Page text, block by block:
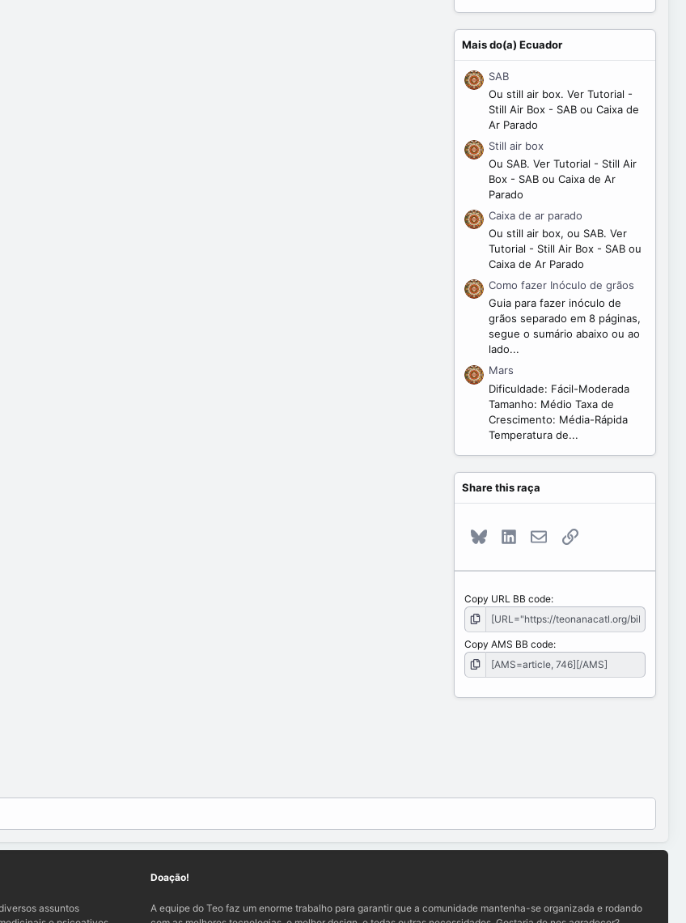
Mais do(a) Ecuador
SAB
Ou still air box. Ver Tutorial -
Still Air Box - SAB ou Caixa de
Ar Parado
Still air box
Ou SAB. Ver Tutorial - Still Air
Box - SAB ou Caixa de Ar
Parado
Caixa de ar parado
Ou still air box, ou SAB. Ver
Tutorial - Still Air Box - SAB ou
Caixa de Ar Parado
Como fazer Inóculo de grãos
Guia para fazer inóculo de
grãos separado em 8 páginas,
segue o sumário abaixo ou ao
lado...
Mars
Dificuldade: Fácil-Moderada
Tamanho: Médio Taxa de
Crescimento: Média-Rápida
Temperatura de...
Share this raça
Bluesky LinkedInE-mailLink
Copy URL BB code
Copy AMS BB code
assuntos
Doação!
A equipe do Teo faz um enorme trabalho para garantir que a comunidade mantenha-se organizada e rodando